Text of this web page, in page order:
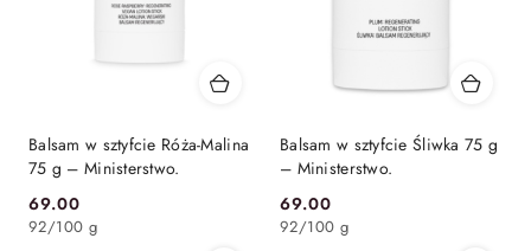
Balsam w sztyfcie Róża-Malina
75 g – Ministerstwo.
Cena:
69.00
92/100 g
Balsam w sztyfcie Śliwka 75 g
– Ministerstwo.
Cena:
69.00
92/100 g